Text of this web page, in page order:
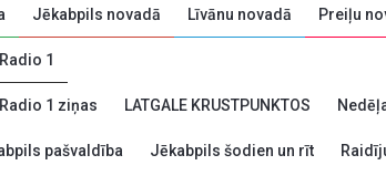
Jēkabpils novadā Līvānu novadā Preiļu
1
1 ziņas LATGALE KRUSTPUNKTOS
pašvaldība Jēkabpils šodien un rīt